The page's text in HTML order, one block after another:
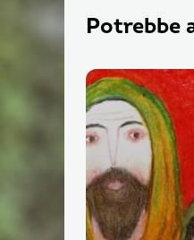
Potrebbe